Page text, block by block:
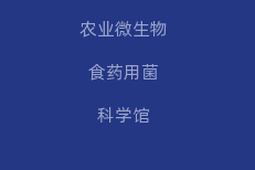
农业微生物
食药用菌
科学馆